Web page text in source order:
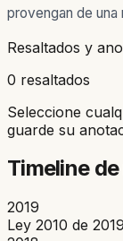
provengan de una
Resaltados y
0 resaltados
Seleccione
guarde su
Timeline
2019
Ley 2010 de 2019